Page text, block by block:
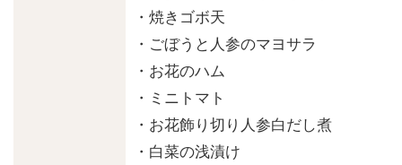
・焼きゴボ天
・ごぼうと人参のマヨサラ
・お花のハム
・ミニトマト
・お花飾り切り人参白だし煮
・白菜の浅漬け